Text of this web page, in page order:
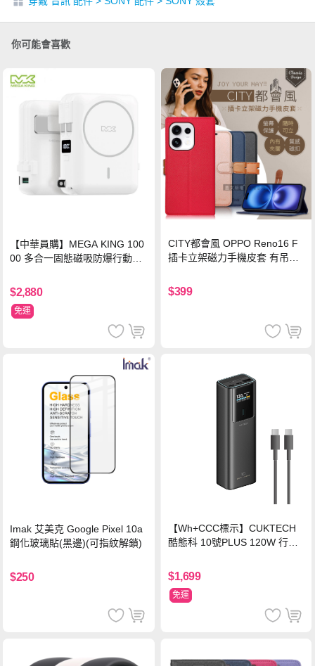
你可能會喜歡
【中華員購】MEGA KING 100
00 多合一固態磁吸防爆行動電
$2,880
免運
CITY都會風 OPPO Reno16 F
插卡立架磁力手機皮套 有吊飾
$399
Imak 艾美克 Google Pixel 10a
鋼化玻璃貼(黑邊)(可指紋解鎖)
$250
【Wh+CCC標示】CUKTECH
酷態科 10號PLUS 120W 行動
色
$1,699
免運